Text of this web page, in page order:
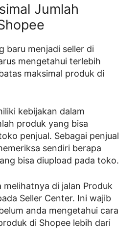
Jumlah
baru menjadi seller di
mengetahui terlebih
maksimal produk di
kebijakan dalam
produk yang bisa
penjual. Sebagai penjual
sendiri berapa
bisa diupload pada toko.
melihatnya di jalan Produk
Seller Center. Ini wajib
anda mengetahui cara
di Shopee lebih dari